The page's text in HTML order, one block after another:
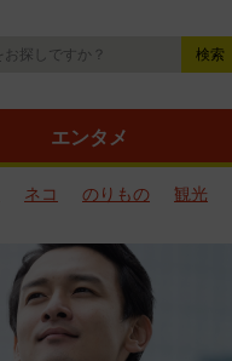
エンタメ
ネコ のりもの 観光